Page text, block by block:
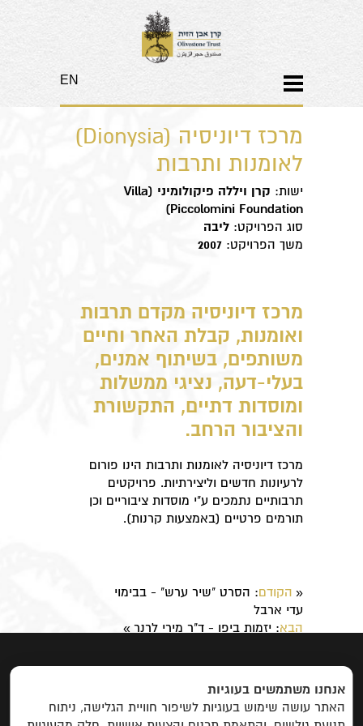
EN
​מרכז דיוניסיה (Dionysia)
לאומנות ותרבות
ישות: קרן ויללה פיקולומיני (Villa
Piccolomini Foundation
)
סוג הפרויקט: ליבה
משך הפרויקט:
מרכז דיוניסיה מקדם תרבות
ואומנות, קבלת האחר וחיים
משותפים, בשיתוף אמנים,
בעלי-דעה, נציגי ממשלות
ומוסדות דתיים, התקשורת
והציבור הרחב.
מרכז דיוניסיה לאומנות ותרבות הינו פורום
לרעיונות חדשים וליצירתיות. פרויקטים
תרבותיים נתמכים ע"י מוסדות ציבוריים וכן
תורמים פרטיים (באמצעות קרנות).
« הקודם: ​הסרט "שיר ערש" - בבימוי
עדי ארבל
הבא: ​יזמות ביפו - ד"ר מירי לרנר »
אנחנו משתמשים בעוגיות
האתר עושה שימוש בעוגיות לשיפור חוויית הגלישה, ניתוח